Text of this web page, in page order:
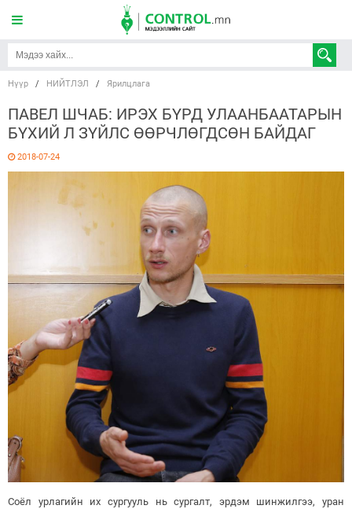
Нүүр / НИЙТЛЭЛ / Ярилцлага
ПАВЕЛ ШЧАБ: ИРЭХ БҮРД УЛААНБААТАРЫН
БҮХИЙ Л ЗҮЙЛС ӨӨРЧЛӨГДСӨН БАЙДАГ
2018-07-24
Соёл урлагийн их сургууль нь сургалт, эрдэм шинжилгээ, уран